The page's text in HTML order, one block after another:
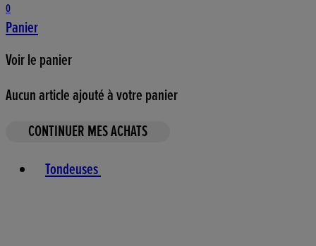
0
Panier
Voir le panier
Aucun article ajouté à votre panier
CONTINUER MES ACHATS
Tondeuses